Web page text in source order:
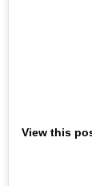
View this